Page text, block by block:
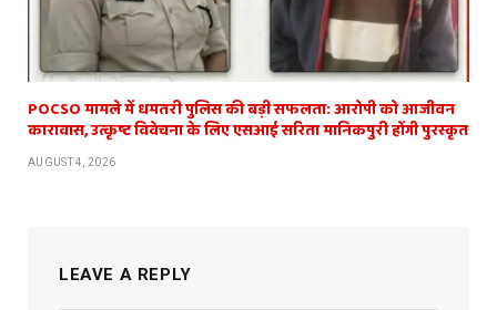
POCSO मामले में धमतरी पुलिस की बड़ी सफलता: आरोपी को आजीवन
कारावास, उत्कृष्ट विवेचना के लिए एसआई सरिता मानिकपुरी होंगी पुरस्कृत
AUGUST 4, 2026
LEAVE A REPLY